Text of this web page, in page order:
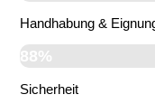
Handhabung &
88%
Sicherheit